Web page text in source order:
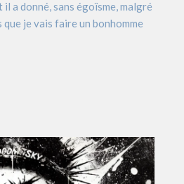
a donné, sans égoïsme, malgré
que je vais faire un bonhomme